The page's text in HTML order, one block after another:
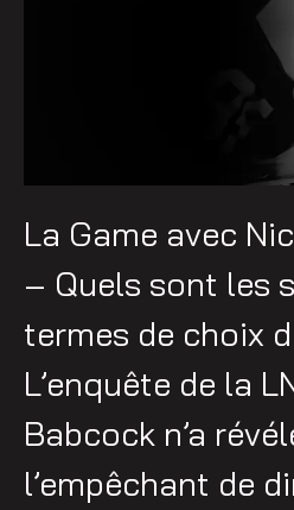
La Game avec
– Quels sont les
termes de choix
L’enquête de la
Babcock n’a
l’empêchant de